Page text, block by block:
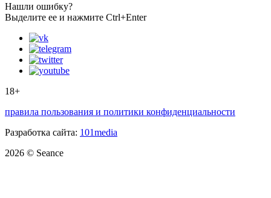
Нашли ошибку?
Выделите ее и нажмите Ctrl+Enter
18+
правила пользования и политики конфиденциальности
Разработка сайта: 101media
2026 © Seance